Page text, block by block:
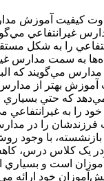
کيفيت آموزش
غيرانتفاعي
را به شکل
به سمت مدارس
مي‌گويند که
آموزش بهتر از
که حتي بسياري
را به غيرانتفاعي
بازنشسته، با وجود
يک کلاس درس،
است و
خود ارائه